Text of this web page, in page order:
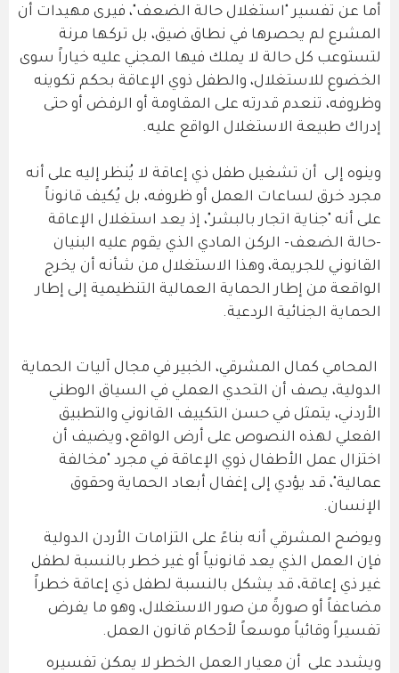
أما عن تفسير "استغلال حالة الضعف"، فيرى مهيدات أن
المشرع لم يحصرها في نطاق ضيق، بل تركها مرنة
لتستوعب كل حالة لا يملك فيها المجني عليه خياراً سوى
الخضوع للاستغلال، والطفل ذوي الإعاقة بحكم تكوينه
وظروفه، تنعدم قدرته على المقاومة أو الرفض أو حتى
إدراك طبيعة الاستغلال الواقع عليه.
وينوه إلى أن تشغيل طفل ذي إعاقة لا يُنظر إليه على أنه
مجرد خرق لساعات العمل أو ظروفه، بل يُكيف قانوناً
على أنه "جناية اتجار بالبشر"، إذ يعد استغلال الإعاقة
-حالة الضعف- الركن المادي الذي يقوم عليه البنيان
القانوني للجريمة، وهذا الاستغلال من شأنه أن يخرج
الواقعة من إطار الحماية العمالية التنظيمية إلى إطار
الحماية الجنائية الردعية.
المحامي كمال المشرقي، الخبير في مجال آليات الحماية
الدولية، يصف أن التحدي العملي في السياق الوطني
الأردني، يتمثل في حسن التكييف القانوني والتطبيق
الفعلي لهذه النصوص على أرض الواقع، ويضيف أن
اختزال عمل الأطفال ذوي الإعاقة في مجرد "مخالفة
عمالية"، قد يؤدي إلى إغفال أبعاد الحماية وحقوق
الإنسان.
ويوضح المشرقي أنه بناءً على التزامات الأردن الدولية
فإن العمل الذي يعد قانونياً أو غير خطر بالنسبة لطفل
غير ذي إعاقة، قد يشكل بالنسبة لطفل ذي إعاقة خطراً
مضاعفاً أو صورةً من صور الاستغلال، وهو ما يفرض
تفسيراً وقائياً موسعاً لأحكام قانون العمل.
ويشدد على أن معيار العمل الخطر لا يمكن تفسيره